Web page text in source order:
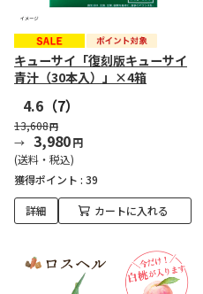
キューサイ「復刻版キューサイ
青汁（30本入）」×4箱
4.6 （7）
13,608円
3,980円
(送料・税込)
獲得ポイント : 39
詳細 カートに入れる